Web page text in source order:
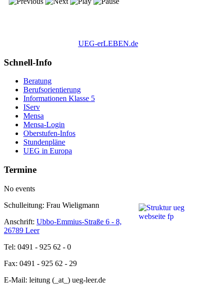
UEG-erLEBEN.de
Schnell-Info
Beratung
Berufsorientierung
Informationen Klasse 5
IServ
Mensa
Mensa-Login
Oberstufen-Infos
Stundenpläne
UEG in Europa
Termine
No events
Schulleitung: Frau Wieligmann
Anschrift: Ubbo-Emmius-Straße 6 - 8,
26789 Leer
Tel: 0491 - 925 62 - 0
Fax: 0491 - 925 62 - 29
E-Mail: leitung (_at_) ueg-leer.de